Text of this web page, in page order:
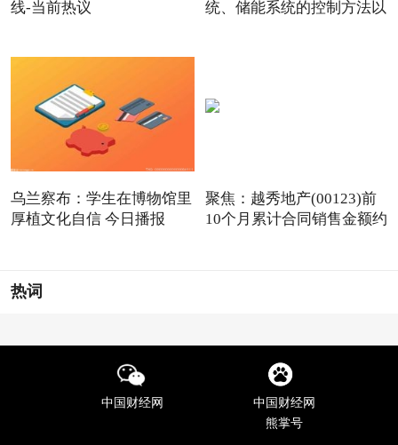
线-当前热议
统、储能系统的控制方法以
乌兰察布：学生在博物馆里
厚植文化自信 今日播报
聚焦：越秀地产(00123)前
10个月累计合同销售金额约
热词
中国财经网
中国财经网
熊掌号